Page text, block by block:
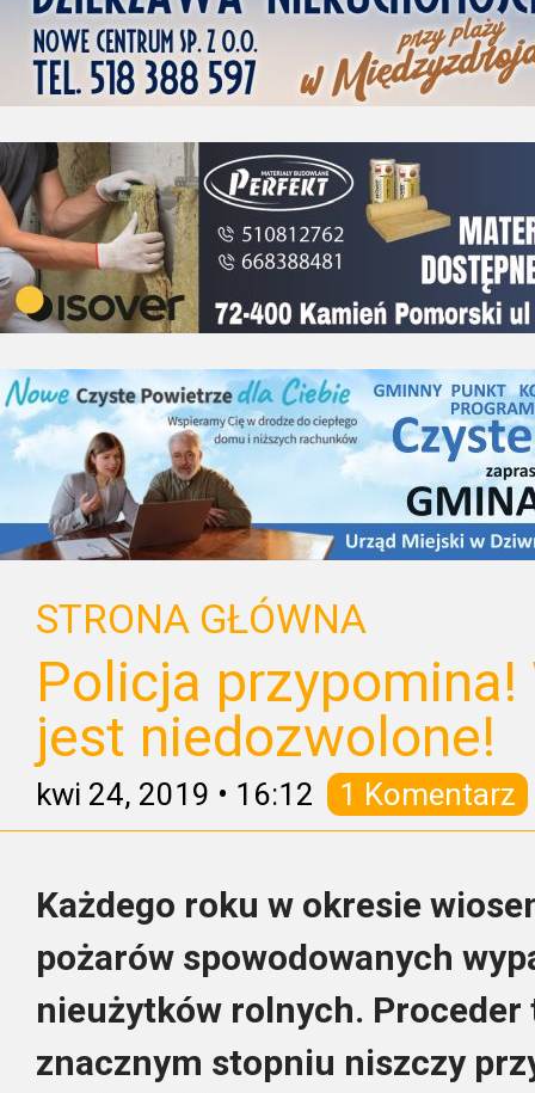
STRONA GŁÓWNA
Policja
jest niedozwolone!
kwi 24, 2019 • 16:12 1 Komentarz
Każdego roku w okresie
pożarów spowodowanych
nieużytków rolnych. Proceder
znacznym stopniu niszczy